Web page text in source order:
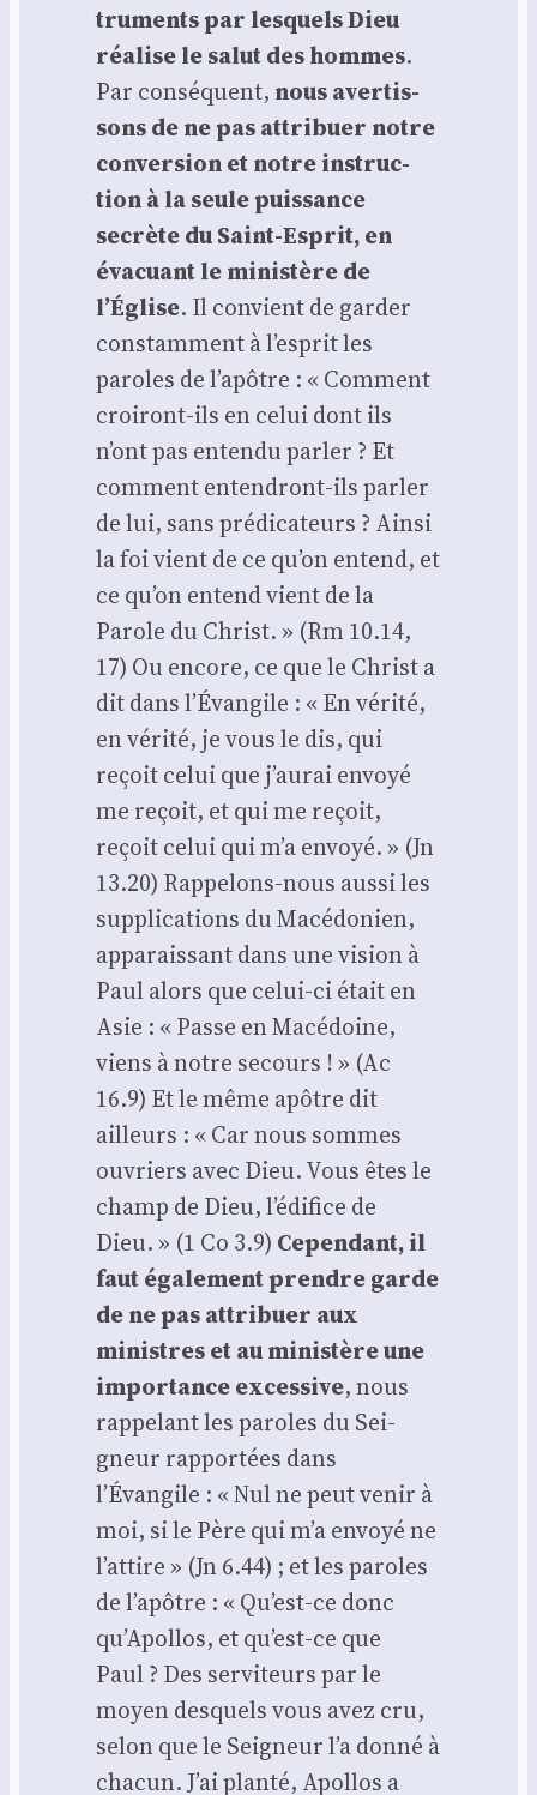
tru­ments par les­quels Dieu
réa­lise le salut des hommes.
Par consé­quent, nous aver­tis­
sons de ne pas attri­buer notre
conver­sion et notre ins­truc­
tion à la seule puis­sance
secrète du Saint-Esprit, en
éva­cuant le minis­tère de
l’Église. Il convient de gar­der
constam­ment à l’esprit les
paroles de l’apôtre : « Com­ment
croi­ront-ils en celui dont ils
n’ont pas enten­du par­ler ? Et
com­ment enten­dront-ils par­ler
de lui, sans pré­di­ca­teurs ? Ain­si
la foi vient de ce qu’on entend, et
ce qu’on entend vient de la
Parole du Christ. » (Rm 10.14,
17) Ou encore, ce que le Christ a
dit dans l’Évangile : « En véri­té,
en véri­té, je vous le dis, qui
reçoit celui que j’aurai envoyé
me reçoit, et qui me reçoit,
reçoit celui qui m’a envoyé. » (Jn
13.20) Rap­pe­lons-nous aus­si les
sup­pli­ca­tions du Macé­do­nien,
appa­rais­sant dans une vision à
Paul alors que celui-ci était en
Asie : « Passe en Macé­doine,
viens à notre secours ! » (Ac
16.9) Et le même apôtre dit
ailleurs : « Car nous sommes
ouvriers avec Dieu. Vous êtes le
champ de Dieu, l’édifice de
Dieu. » (1 Co 3.9) Cepen­dant, il
faut éga­le­ment prendre garde
de ne pas attri­buer aux
ministres et au minis­tère une
impor­tance exces­sive, nous
rap­pe­lant les paroles du Sei­
gneur rap­por­tées dans
l’Évangile : « Nul ne peut venir à
moi, si le Père qui m’a envoyé ne
l’attire » (Jn 6.44) ; et les paroles
de l’apôtre : « Qu’est-ce donc
qu’Apollos, et qu’est-ce que
Paul ? Des ser­vi­teurs par le
moyen des­quels vous avez cru,
selon que le Sei­gneur l’a don­né à
cha­cun. J’ai plan­té, Apol­los a